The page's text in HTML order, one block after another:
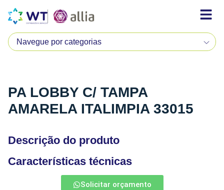
PA LOBBY C/ TAMPA
AMARELA ITALIMPIA 33015
Descrição do produto
Características técnicas
Solicitar orçamento